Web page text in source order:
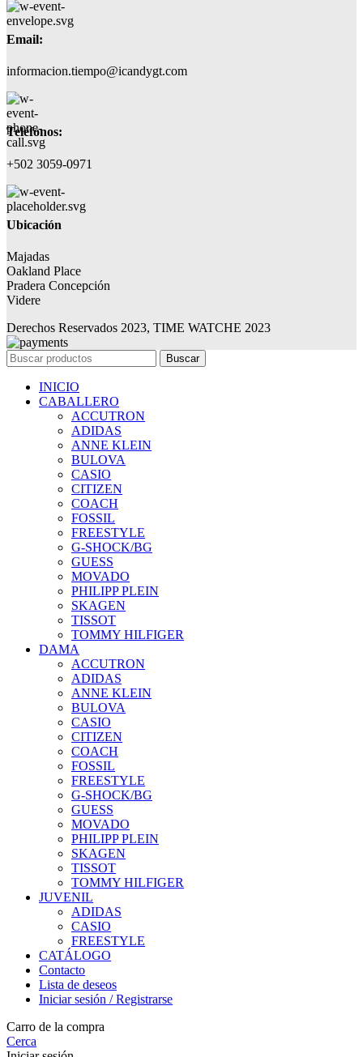
Email:
informacion.tiempo@icandygt.com
Teléfonos:
+502 3059-0971
Ubicación
Majadas
Oakland Place
Pradera Concepción
Videre
Derechos Reservados 2023, TIME WATCHE 2023
Buscar
INICIO
CABALLERO
ACCUTRON
ADIDAS
ANNE KLEIN
BULOVA
CASIO
CITIZEN
COACH
FOSSIL
FREESTYLE
G-SHOCK/BG
GUESS
MOVADO
PHILIPP PLEIN
SKAGEN
TISSOT
TOMMY HILFIGER
DAMA
ACCUTRON
ADIDAS
ANNE KLEIN
BULOVA
CASIO
CITIZEN
COACH
FOSSIL
FREESTYLE
G-SHOCK/BG
GUESS
MOVADO
PHILIPP PLEIN
SKAGEN
TISSOT
TOMMY HILFIGER
JUVENIL
ADIDAS
CASIO
FREESTYLE
CATÁLOGO
Contacto
Lista de deseos
Iniciar sesión / Registrarse
Carro de la compra
Cerca